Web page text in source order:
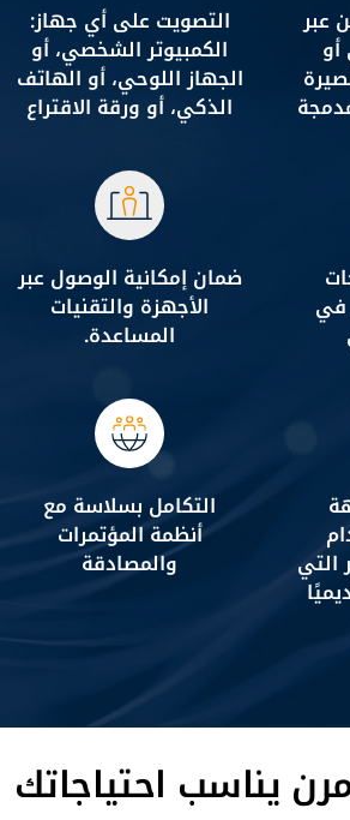
عبر
أو
التصويت على أي جهاز:
الكمبيوتر الشخصي، أو
الجهاز اللوحي، أو الهاتف
الذكي، أو ورقة الاقتراع
في
ضمان إمكانية الوصول عبر
الأجهزة والتقنيات
المساعدة.
التي
التكامل بسلاسة مع
أنظمة المؤتمرات
والمصادقة
يناسب احتياجاتك